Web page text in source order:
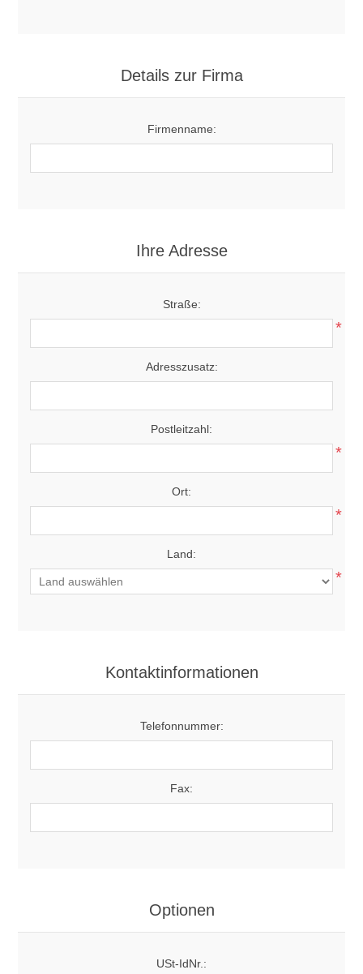
Details zur Firma
Firmenname:
Ihre Adresse
Straße:
*
Adresszusatz:
Postleitzahl:
*
Ort:
*
Land:
*
Kontaktinformationen
Telefonnummer:
Fax:
Optionen
USt-IdNr.: